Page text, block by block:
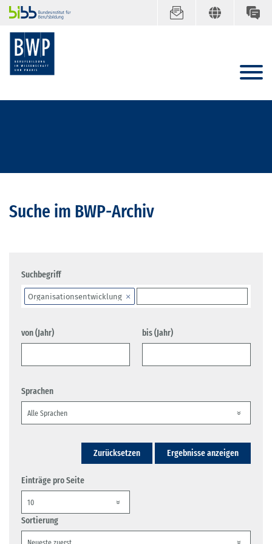
Suche im BWP-Archiv
Suchbegriff
Organisationsentwicklung
von (Jahr) bis (Jahr)
Sprachen
Zurücksetzen Ergebnisse anzeigen
Einträge pro Seite
Sortierung